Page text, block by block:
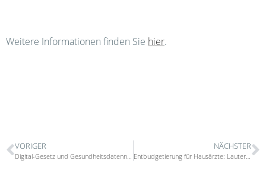
Weitere Informationen finden Sie hier.
VORIGER NÄCHSTER
Entbudgetierung für Hausärzte: Lauterbachs Maßnahmenpaket für eine gestärkte ambulante Versorgung